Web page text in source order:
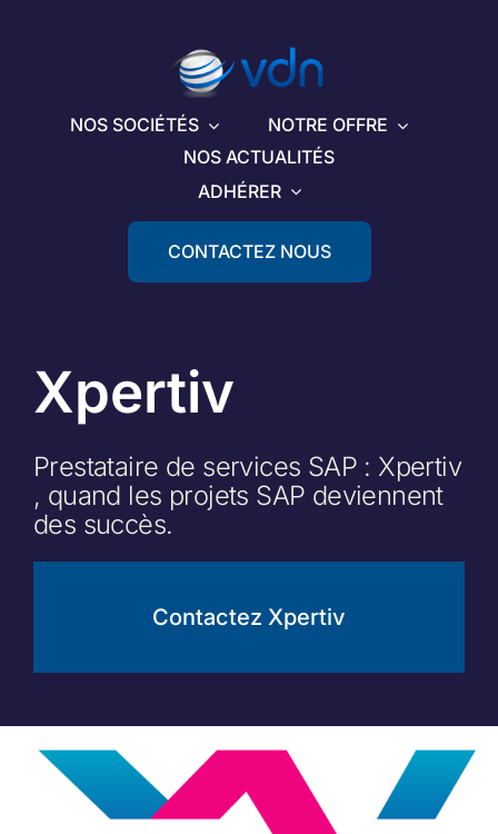
NOS SOCIÉTÉS
NOTRE OFFRE
NOS ACTUALITÉS
ADHÉRER
CONTACTEZ NOUS
Xpertiv
Prestataire de services SAP : Xpertiv
, quand les projets SAP deviennent
des succès.
Contactez Xpertiv